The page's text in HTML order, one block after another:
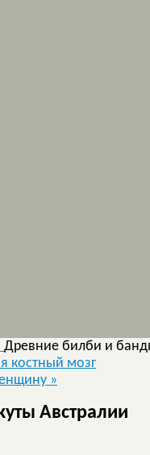
Древние билби и
костный мозг
»
Австралии